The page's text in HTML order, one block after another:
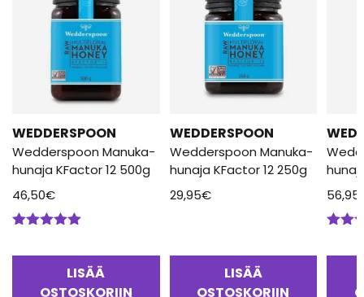
WEDDERSPOON
Wedderspoon Manuka-
hunaja KFactor 12 500g
46,50€
LISÄÄ
OSTOSKORIIN
WEDDERSPOON
Wedderspoon Manuka-
hunaja KFactor 12 250g
29,95€
LISÄÄ
OSTOSKORIIN
56,95